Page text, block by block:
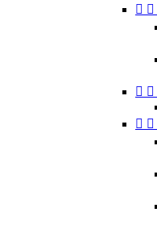
 
 
 